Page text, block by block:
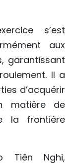
s’est
aux
garantissant
Il a
d’acquérir
matière de
la frontière
Tiên Nghi,